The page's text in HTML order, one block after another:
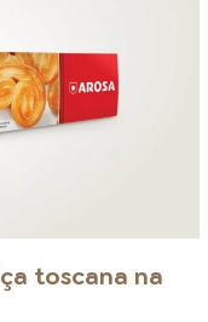
toscana na